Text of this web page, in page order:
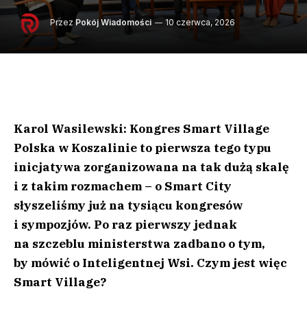
Przez Pokój Wiadomości 10 czerwca, 2026
Karol Wasilewski: Kongres Smart Village
Polska w Koszalinie to pierwsza tego typu
inicjatywa zorganizowana na tak dużą skalę
i z takim rozmachem – o Smart City
słyszeliśmy już na tysiącu kongresów
i sympozjów. Po raz pierwszy jednak
na szczeblu ministerstwa zadbano o tym,
by mówić o Inteligentnej Wsi. Czym jest więc
Smart Village?